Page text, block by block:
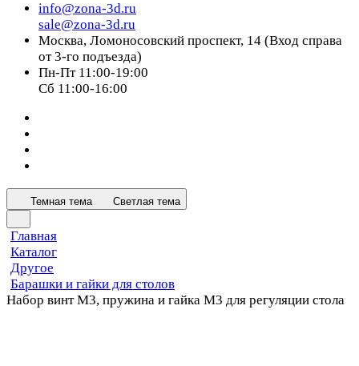
info@zona-3d.ru
sale@zona-3d.ru
Москва, Ломоносовский проспект, 14 (Вход справа
от 3-го подъезда)
Пн-Пт 11:00-19:00
Сб 11:00-16:00
Темная тема Светлая тема
Главная
Каталог
Другое
Барашки и гайки для столов
Набор винт М3, пружина и гайка М3 для регуляции стола